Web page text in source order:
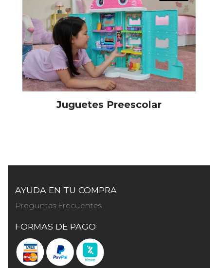
Juguetes Preescolar
AYUDA EN TU COMPRA
Preguntas Frecuentes
FORMAS DE PAGO